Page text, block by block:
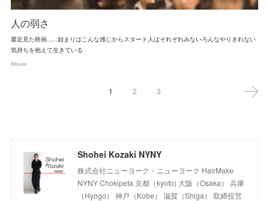
人の弱さ
最近見た映画......始まりはこんな感じからスタート人はそれぞれみないろんなやりきれない
気持ちを抱えて生きている
Movie
1 2 3
Shohei Kozaki NYNY
株式会社ニューヨーク・ニューヨーク HairMake
NYNY Chokipeta 京都（kyoto) 大阪（Osaka） 兵庫
（Hyogo） 神戸（Kobe） 滋賀（Shiga） 取締役営